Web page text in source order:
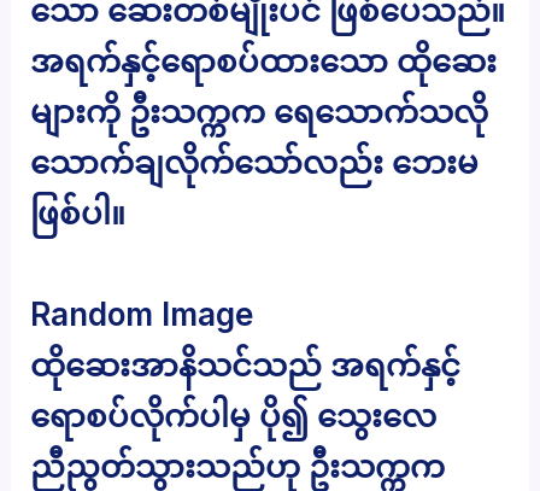
သော ဆေးတစ်မျိုးပင် ဖြစ်ပေသည်။
အရက်နှင့်ရောစပ်ထားသော ထိုဆေး
များကို ဦးသက္ကက ရေသောက်သလို
သောက်ချလိုက်သော်လည်း ဘေးမ
ဖြစ်ပါ။
Random Image
ထိုဆေးအာနိသင်သည် အရက်နှင့်
ရောစပ်လိုက်ပါမှ ပို၍ သွေးလေ
ညီညွတ်သွားသည်ဟု ဦးသက္ကက